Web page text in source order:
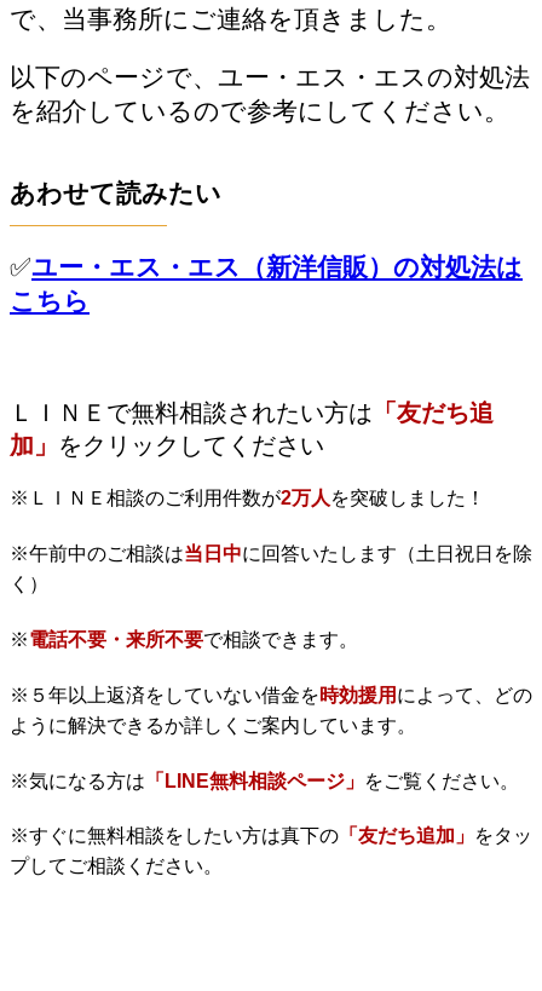
で、当事務所にご連絡を頂きました。
以下のページで、ユー・エス・エスの対処法
を紹介しているので参考にしてください。
あわせて読みたい
✅ユー・エス・エス（新洋信販）の対処法は
こちら
ＬＩＮＥで無料相談されたい方は 「友だち追
加」 をクリックしてください
※ＬＩＮＥ相談のご利用件数が2万人 を突破しました！
※午前中のご相談は当日中に回答いたします（土日祝日を除
く）
※電話不要・来所不要で相談できます。
※５年以上返済をしていない借金を時効援用 によって、どの
ように解決できるか詳しくご案内しています。
※気になる方は 「LINE無料相談ページ」 をご覧ください。
※すぐに無料相談をしたい方は真下の 「友だち追加」 をタッ
プしてご相談ください。